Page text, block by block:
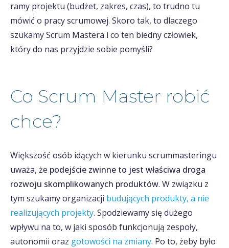
ramy projektu (budżet, zakres, czas), to trudno tu
mówić o pracy scrumowej. Skoro tak, to dlaczego
szukamy Scrum Mastera i co ten biedny człowiek,
który do nas przyjdzie sobie pomyśli?
Co Scrum Master robić
chce?
Większość osób idących w kierunku scrummasteringu
uważa, że podejście zwinne to jest właściwa droga
rozwoju skomplikowanych produktów. W związku z
tym szukamy organizacji budujących produkty, a nie
realizujących projekty. Spodziewamy się dużego
wpływu na to, w jaki sposób funkcjonują zespoły,
autonomii oraz gotowości na zmiany. Po to, żeby było